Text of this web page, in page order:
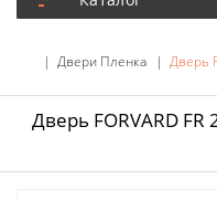
Двери Пленка Дверь
Дверь FORVARD